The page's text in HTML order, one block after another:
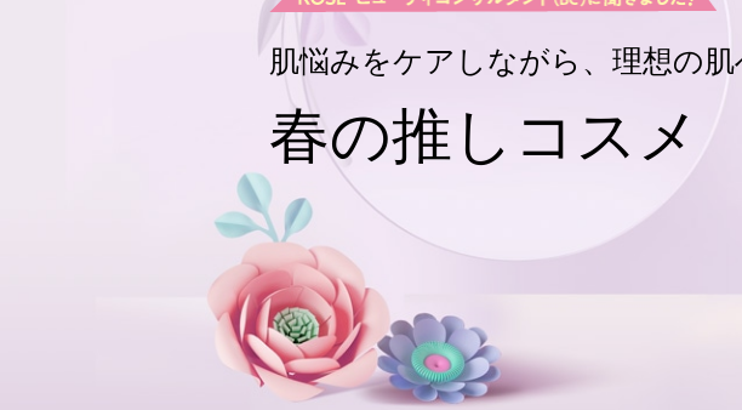
肌悩みをケアしながら、理想の肌
春の推しコスメ